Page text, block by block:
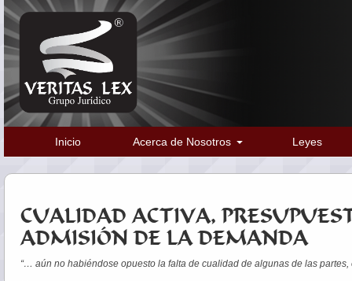
Inicio Acerca de Nosotros Leyes
CUALIDAD ACTIVA,
ADMISIÓN DE LA DEMANDA
“… aún no habiéndose opuesto la falta de cualidad de algunas de las